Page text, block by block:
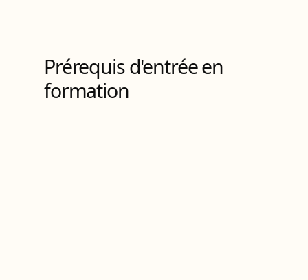
Prérequis d'entrée en
formation